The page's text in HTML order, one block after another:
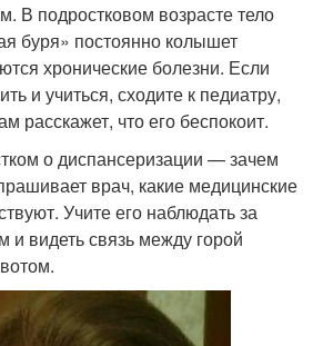
В подростковом возрасте тело
буря» постоянно колышет
хронические болезни. Если
и учиться, сходите к педиатру,
расскажет, что его беспокоит.
о диспансеризации — зачем
врач, какие медицинские
Учите его наблюдать за
и видеть связь между горой